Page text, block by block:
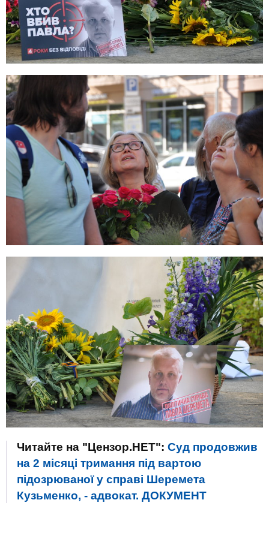
Читайте на "Цензор.НЕТ": Суд продовжив
на 2 місяці тримання під вартою
підозрюваної у справі Шеремета
Кузьменко, - адвокат. ДОКУМЕНТ